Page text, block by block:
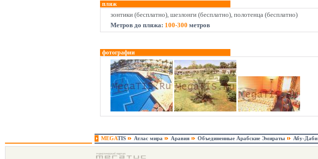
пляж
зонтики (бесплатно), шезлонги (бесплатно), полотенца (бесплатно)
Метров до пляжа: 100-300 метров
фотографии
MEGATIS Атлас мира Аравия Объединенные Арабские Эмираты Абу-Даби